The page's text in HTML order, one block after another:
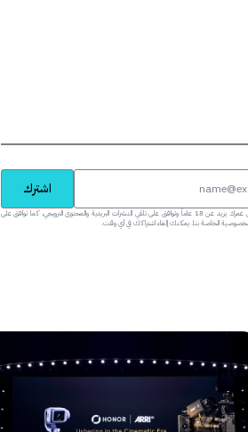
اشترك
عبر تسجيلك، أنت تؤكد أن عمرك يزيد عن 18 عاماً وتوافق على تلقي النشرات البريدية والمحتوى الترويجي، كما توافق على
الخاصة بنا. يمكنك إلغاء اشتراكك في أي وقت.